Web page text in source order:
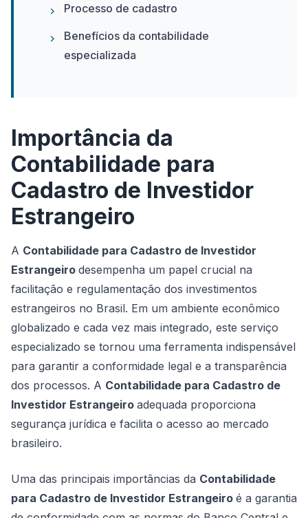
Processo de cadastro
Benefícios da contabilidade
especializada
Importância da
Contabilidade para
Cadastro de Investidor
Estrangeiro
A Contabilidade para Cadastro de Investidor
Estrangeiro desempenha um papel crucial na
facilitação e regulamentação dos investimentos
estrangeiros no Brasil. Em um ambiente econômico
globalizado e cada vez mais integrado, este serviço
especializado se tornou uma ferramenta indispensável
para garantir a conformidade legal e a transparência
dos processos. A Contabilidade para Cadastro de
Investidor Estrangeiro adequada proporciona
segurança jurídica e facilita o acesso ao mercado
brasileiro.
Uma das principais importâncias da Contabilidade
para Cadastro de Investidor Estrangeiro é a garantia